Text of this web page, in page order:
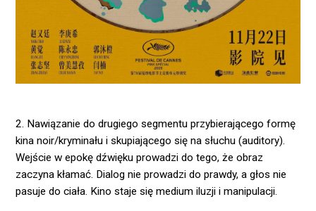
2. Nawiązanie do drugiego segmentu przybierającego formę
kina noir/kryminału i skupiającego się na słuchu (auditory).
Wejście w epokę dźwięku prowadzi do tego, że obraz
zaczyna kłamać. Dialog nie prowadzi do prawdy, a głos nie
pasuje do ciała. Kino staje się medium iluzji i manipulacji.